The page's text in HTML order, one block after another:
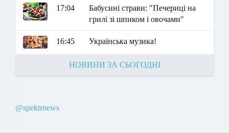
17:04
Бабусині страви: "Печериці на
грилі зі шпиком і овочами"
16:45 Українська музика!
НОВИНИ ЗА СЬОГОДНІ
@spektrnews